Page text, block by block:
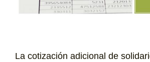
La cotización adicional de